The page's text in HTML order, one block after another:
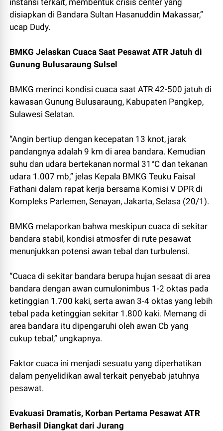
disiapkan di Bandara Sultan Hasanuddin Makassar,”
ucap Dudy.
BMKG Jelaskan Cuaca Saat Pesawat ATR Jatuh di
Gunung Bulusaraung Sulsel
BMKG merinci kondisi cuaca saat ATR 42-500 jatuh di
kawasan Gunung Bulusaraung, Kabupaten Pangkep,
Sulawesi Selatan.
“Angin bertiup dengan kecepatan 13 knot, jarak
pandangnya adalah 9 km di area bandara. Kemudian
suhu dan udara bertekanan normal 31°C dan tekanan
udara 1.007 mb,” jelas Kepala BMKG Teuku Faisal
Fathani dalam rapat kerja bersama Komisi V DPR di
Kompleks Parlemen, Senayan, Jakarta, Selasa (20/1).
BMKG melaporkan bahwa meskipun cuaca di sekitar
bandara stabil, kondisi atmosfer di rute pesawat
menunjukkan potensi awan tebal dan turbulensi.
“Cuaca di sekitar bandara berupa hujan sesaat di area
bandara dengan awan cumulonimbus 1-2 oktas pada
ketinggian 1.700 kaki, serta awan 3-4 oktas yang lebih
tebal pada ketinggian sekitar 1.800 kaki. Memang di
area bandara itu dipengaruhi oleh awan Cb yang
cukup tebal,” ungkapnya.
Faktor cuaca ini menjadi sesuatu yang diperhatikan
dalam penyelidikan awal terkait penyebab jatuhnya
pesawat.
Evakuasi Dramatis, Korban Pertama Pesawat ATR
Berhasil Diangkat dari Jurang